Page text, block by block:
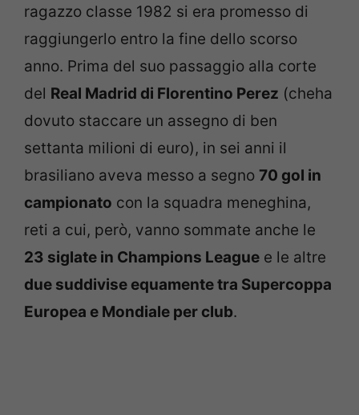
ragazzo classe 1982 si era promesso di
raggiungerlo entro la fine dello scorso
anno. Prima del suo passaggio alla corte
del Real Madrid di Florentino Perez (cheha
dovuto staccare un assegno di ben
settanta milioni di euro), in sei anni il
brasiliano aveva messo a segno 70 gol in
campionato con la squadra meneghina,
reti a cui, però, vanno sommate anche le
23 siglate in Champions League e le altre
due suddivise equamente tra Supercoppa
Europea e Mondiale per club.